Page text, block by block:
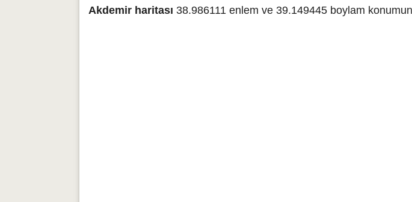
Akdemir haritası 38.986111 enlem ve 39.149445 boylam